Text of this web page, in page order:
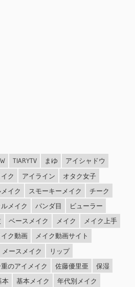
TIARYTV まゆ
アイシャドウ
ク アイライン
オタク女子
イク スモーキーメイク
チーク
メイク パンダ目
ビューラー
ベースメイク メイク
メイク上手
イク動画
メイク動画サイト
メースメイク
リップ
のアイメイク 佐藤優里亜
保湿
本 基本メイク
年代別メイク